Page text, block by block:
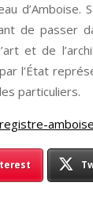
d’Amboise.
de
et de
l’État
particuliers.
amboise